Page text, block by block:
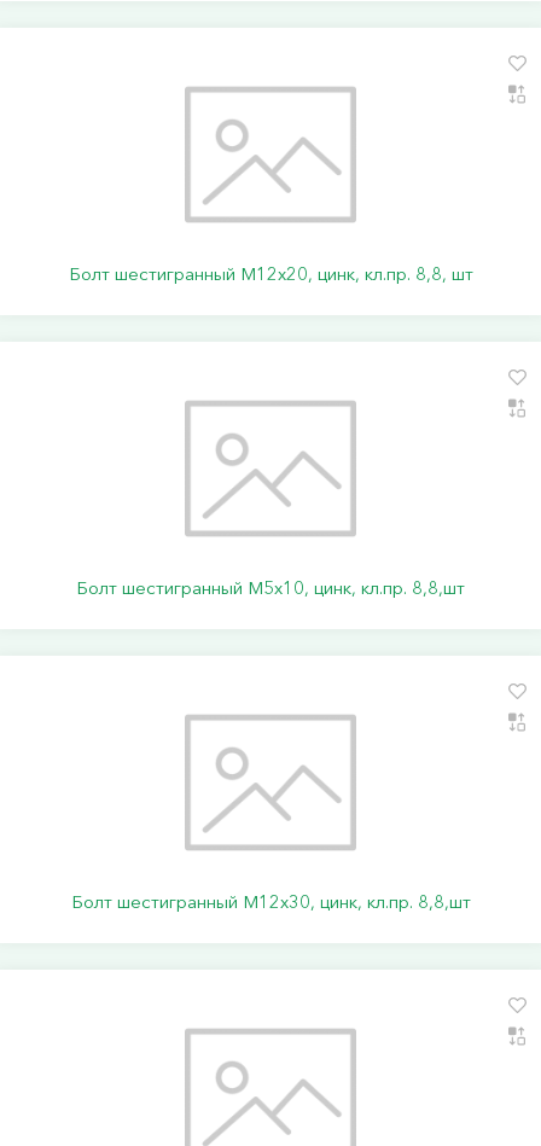
Болт шестигранный М12х20, цинк, кл.пр. 8,8, шт
Болт шестигранный М5х10, цинк, кл.пр. 8,8,шт
Болт шестигранный М12х30, цинк, кл.пр. 8,8,шт